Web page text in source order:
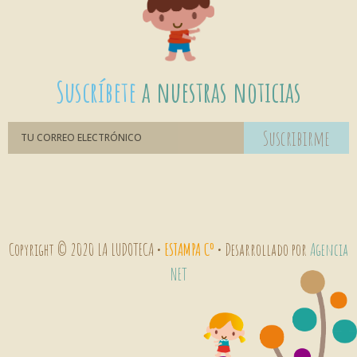
Suscríbetea nuestras noticias
Suscribirme
Copyright © 2020 LA LUDOTECA • ESTAMPA Cº • Desarrollado porAgencia
NET